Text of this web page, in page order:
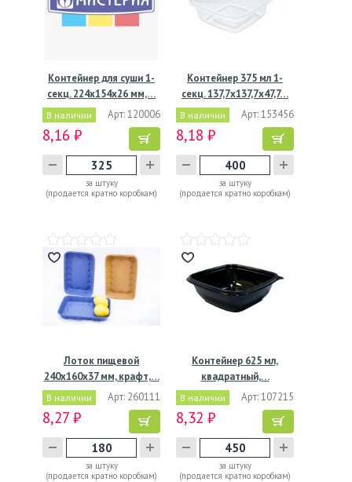
Контейнер для суши 1-
секц. 224х154х26 мм,…
В наличии Арт: 120006
8,16 ₽
за штуку
(продается кратно коробкам)
Контейнер 375 мл 1-
секц. 137,7х137,7х47,7…
В наличии Арт: 153456
8,18 ₽
за штуку
(продается кратно коробкам)
Лоток пищевой
240х160х37 мм, крафт,…
В наличии Арт: 260111
8,27 ₽
за штуку
(продается кратно коробкам)
Контейнер 625 мл,
квадратный,…
В наличии Арт: 107215
8,32 ₽
за штуку
(продается кратно коробкам)